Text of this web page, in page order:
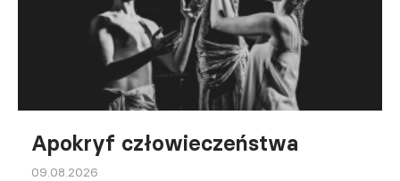
Apokryf człowieczeństwa
09.08.2026